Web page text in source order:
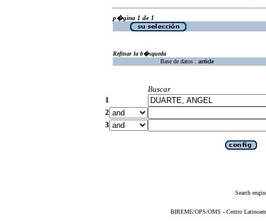
p�gina 1 de 1
Refinar la b�squeda
Base de datos : article
Buscar
1
2
3
Search
BIREME/OPS/OMS - Centro